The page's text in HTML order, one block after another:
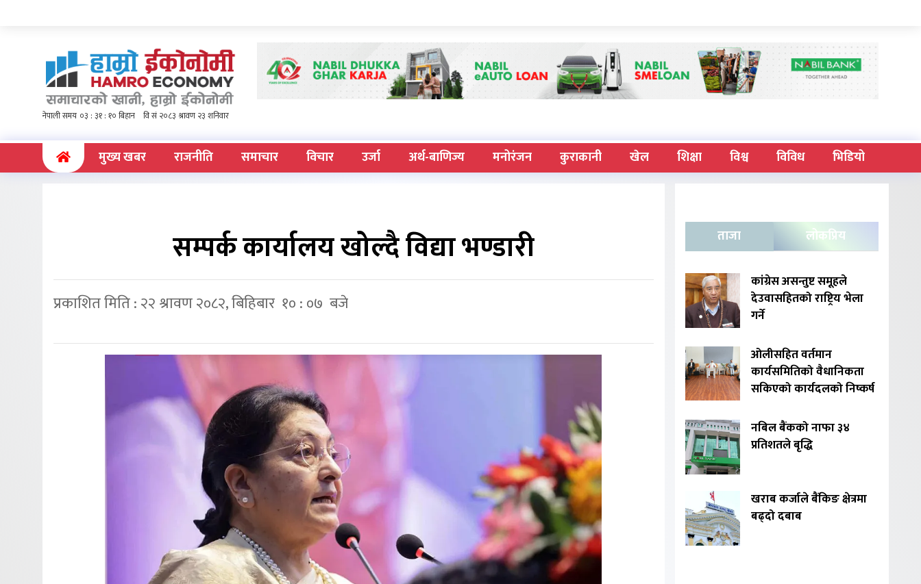
(current)मुख्य खबर राजनीति समाचार विचार उर्जा अर्थ-बाणिज्य मनोरंजन कुराकानी खेल शिक्षा विश्व विविध भिडियो
सम्पर्क कार्यालय खोल्दै विद्या भण्डारी
प्रकाशित मिति : २२ श्रावण २०८२, बिहिबार १० : ०७ बजे
ताजा लोकप्रिय
कांग्रेस असन्तुष्ट समूहले
देउवासहितको राष्ट्रिय भेला
गर्ने
ओलीसहित वर्तमान
कार्यसमितिको वैधानिकता
सकिएको कार्यदलको निष्कर्ष
नबिल बैंकको नाफा ३४
प्रतिशतले बृद्धि
खराब कर्जाले बैंकिङ क्षेत्रमा
बढ्दो दबाब